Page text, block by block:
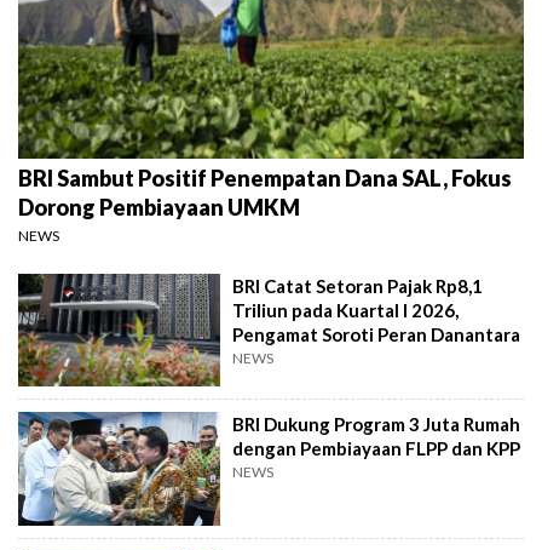
BRI Sambut Positif Penempatan Dana SAL, Fokus
Dorong Pembiayaan UMKM
NEWS
BRI Catat Setoran Pajak Rp8,1
Triliun pada Kuartal I 2026,
Pengamat Soroti Peran Danantara
NEWS
BRI Dukung Program 3 Juta Rumah
dengan Pembiayaan FLPP dan KPP
NEWS